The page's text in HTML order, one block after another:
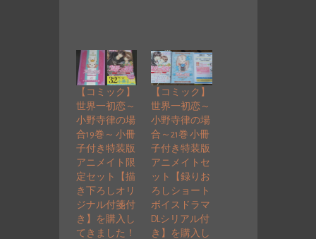
【コミック】
世界一初恋～
小野寺律の場
合19巻～ 小冊
子付き特装版
アニメイト限
定セット【描
き下ろしオリ
ジナル付箋付
き】を購入し
てきました！
【コミック】
世界一初恋～
小野寺律の場
合～21巻 小冊
子付き特装版
アニメイトセ
ット【録りお
ろしショート
ボイスドラマ
DLシリアル付
き】を購入し